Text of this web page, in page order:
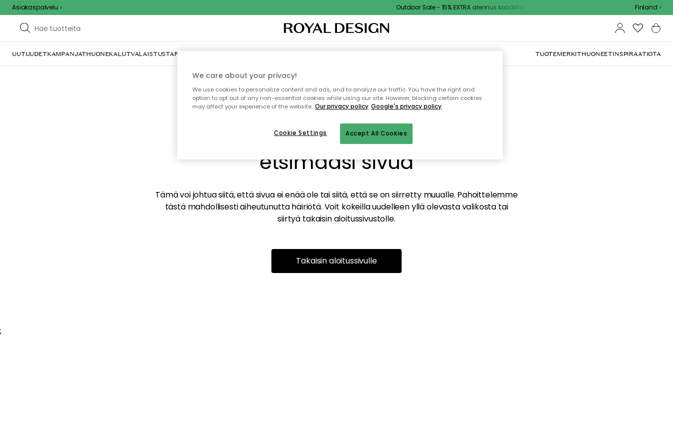
Asiakaspalvelu Outdoor Sale - 15% EXTRA alennus koodilla Finland
UUTUUDETKAMPANJATHUONEKALUTVALAISTUSTARJOILU JA KATTAUSSISUSTUSTEKSTIILIT & MATOTKEITTIÖSÄILYTYSULKOKALUSTEET TUOTEMERKITHUONEETINSPIRAATIOTA
Emme valitettavasti löydä
etsimääsi sivua
Tämä voi johtua siitä, että sivua ei enää ole tai siitä, että se on siirretty muualle. Pahoittelemme
tästä mahdollisesti aiheutunutta häiriötä. Voit kokeilla uudelleen yllä olevasta valikosta tai
siirtyä takaisin aloitussivustolle.
Takaisin aloitussivulle
;
We care about your privacy!
We use cookies to personalize content and ads, and to analyze our traffic. You have the right and
option to opt out of any non-essential cookies while using our site. However, blocking certain cookies
may affect your experience of the website. Our privacy policy Google's privacy policy
Accept All Cookies
Cookie Settings